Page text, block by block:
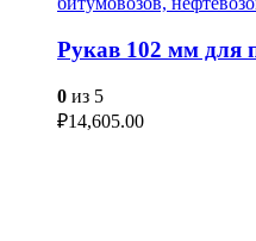
Рукав 102 мм для
0 из 5
₽14,605.00